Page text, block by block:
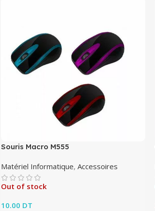
Souris Macro M555
Matériel Informatique,Accessoires
Out of stock
10.00 DT